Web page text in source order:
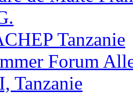
Tanzanie
Forum
Tanzanie